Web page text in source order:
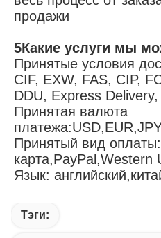
продажи
5Какие услуги мы
Принятые условия
CIF, EXW, FAS, CIP,
DDU, Express Delivery,
Принятая валюта
Принятый вид
карта,PayPal,Western
Язык:
Тэги: